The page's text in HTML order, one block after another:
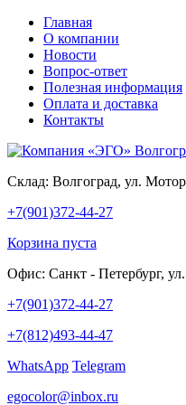
Главная
О компании
Новости
Вопрос-ответ
Полезная информация
Оплата и доставка
Контакты
Склад: Волгоград, ул.
+7(901)372-44-27
Корзина пуста
Офис: Санкт - Петербург,
+7(901)372-44-27
+7(812)493-44-47
WhatsApp Telegram
egocolor@inbox.ru